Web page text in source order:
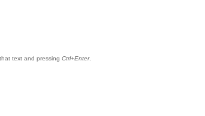
text and pressing Ctrl+Enter.